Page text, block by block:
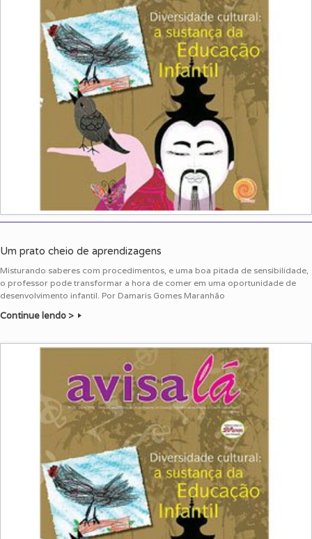
Um prato cheio de aprendizagens
Misturando saberes com procedimentos, e uma boa pitada de sensibilidade,
o professor pode transformar a hora de comer em uma oportunidade de
desenvolvimento infantil. Por Damaris Gomes Maranhão
Continue lendo >